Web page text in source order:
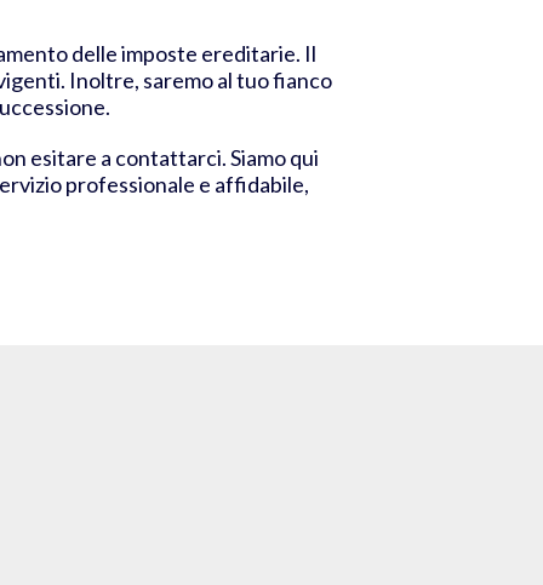
delle imposte ereditarie. Il
Inoltre, saremo al tuo fianco
esitare a contattarci. Siamo qui
professionale e affidabile,